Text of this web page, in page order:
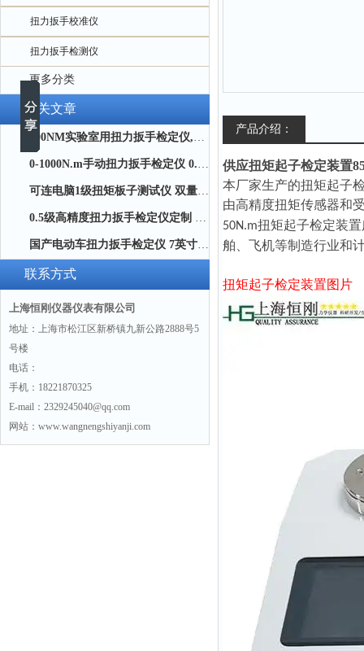
扭力扳手校准仪
扭力扳手检测仪
更多分类
相关文章
200NM实验室用扭力扳手检定仪,标准扭力扳手效验仪品牌
0-1000N.m手动扭力扳手检定仪 0.5级手动扭力扳手精度测试仪厂家
可连电脑1级扭矩板子测试仪 双量程扭矩板子校准仪生产商
0.5级高精度扭力扳手检定仪定制 0.5级便携式扭力扳手检定仪带校准证书
国产电动车扭力扳手检定仪 7英寸触摸屏电动车扭矩校准台300NM厂家
联系方式
上海恒刚仪器仪表有限公司
地址：上海市松江区新桥镇九新公路2888号5
号楼
电话：
手机：18221870325
E-mail：2329245040@qq.com
网站：www.wangnengshiyanji.com
产品介绍：
供应扭矩起子检定装置
本厂家生产的扭矩起子
由高精度扭矩传感器和
50N.m扭矩起子检定装置
舶、飞机等制造行业和
扭矩起子检定装置图片